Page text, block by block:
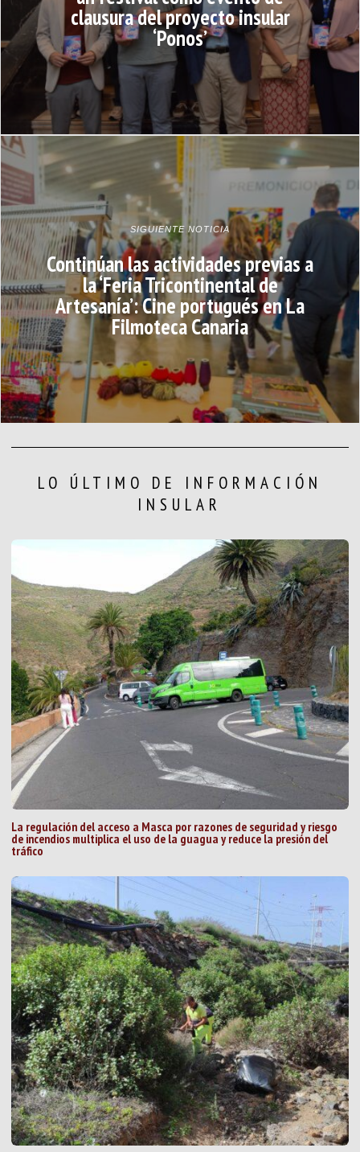
clausura del proyecto insular
‘Ponos’
SIGUIENTE NOTICIA
Continúan las actividades previas a
la ‘Feria Tricontinental de
Artesanía’: Cine portugués en La
Filmoteca Canaria
LO ÚLTIMO DE INFORMACIÓN
INSULAR
La regulación del acceso a Masca por razones de seguridad y riesgo
de incendios multiplica el uso de la guagua y reduce la presión del
tráfico